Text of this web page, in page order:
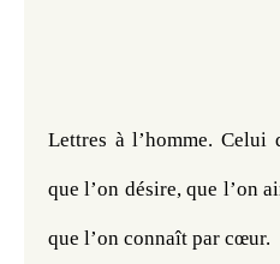
Lettres à l’homme. Celui
que l’on désire, que l’on
que l’on connaît par cœur.